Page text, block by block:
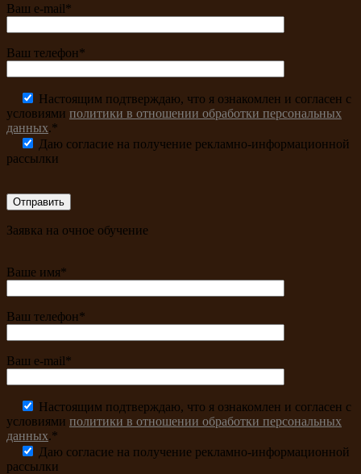
Ваш e-mail*
Ваш телефон*
Настоящим подтверждаю, что я ознакомлен и согласен с
условиями политики в отношении обработки персональных
данных.*
Даю согласие на получение рекламно-информационной
рассылки
Заявка на очное обучение
Ваше имя*
Ваш телефон*
Ваш e-mail*
Настоящим подтверждаю, что я ознакомлен и согласен с
условиями политики в отношении обработки персональных
данных.*
Даю согласие на получение рекламно-информационной
рассылки